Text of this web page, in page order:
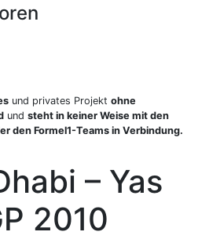
und privates Projekt ohne
und steht in keiner Weise mit den
den Formel1-Teams in Verbindung.
– Yas
2010